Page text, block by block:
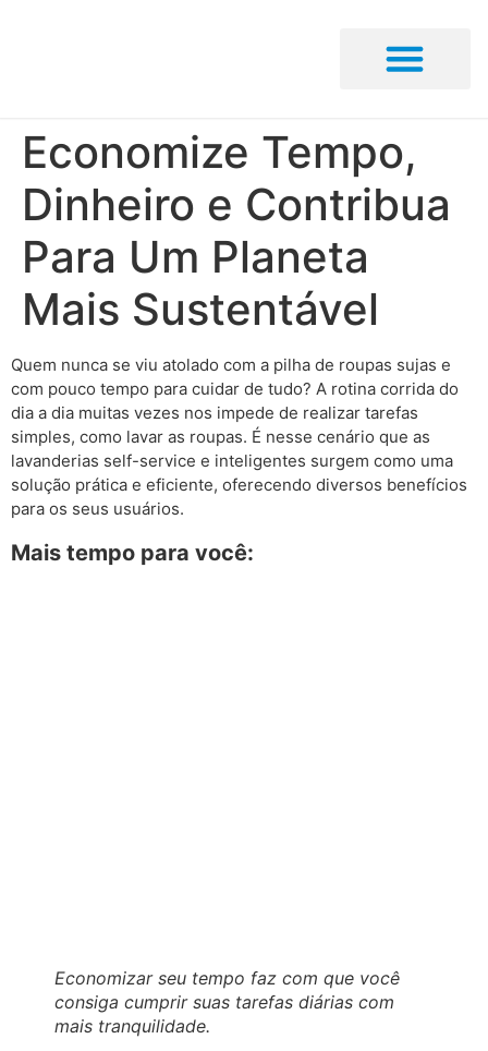
Economize Tempo,
Dinheiro e Contribua
Para Um Planeta
Mais Sustentável
Quem nunca se viu atolado com a pilha de roupas sujas e
com pouco tempo para cuidar de tudo? A rotina corrida do
dia a dia muitas vezes nos impede de realizar tarefas
simples, como lavar as roupas. É nesse cenário que as
lavanderias self-service e inteligentes surgem como uma
solução prática e eficiente, oferecendo diversos benefícios
para os seus usuários.
Mais tempo para você:
Economizar seu tempo faz com que você
consiga cumprir suas tarefas diárias com
mais tranquilidade.